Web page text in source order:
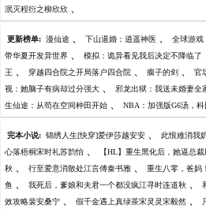
泯灭程衍之柳欣欣 、
更新榜单: 漫仙途 、 下山退婚：逍遥神医 、 全球游戏
带华夏开发异世界 、 模拟：诡异看见我后决定不降临了
王 、 穿越四合院之开局落户四合院 、 瘸子的剑 、 官
视：她脑子有病却过分强大 、 邪龙出狱：我送未婚妻全
生仙途：从苟在空间种田开始 、 NBA：加强版G6汤，科
完本小说: 锦绣人生[快穿]爱伊莎越安安 、 此恨难消我
心落梧桐宋时礼苏韵怡 、 【HL】重生黑化后，她逼总
秋 、 行至爱意消散处江言傅秦书雅 、 重生八零，爸妈
鱼 、 我死后，爹娘和夫君一个都没疯江寻时连道秋 、
效攻略裴安桑宁 、 假千金遇上真绿茶宋灵灵宋毅然 、